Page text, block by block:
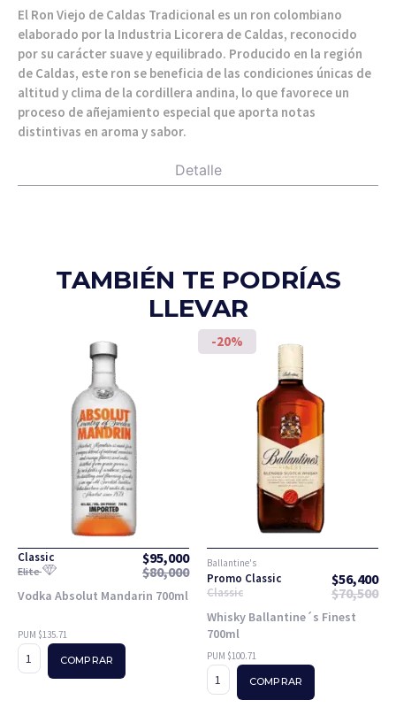
Detalle
El Ron Viejo de Caldas Tradicional es un ron colombiano
elaborado por la Industria Licorera de Caldas, reconocido
por su carácter suave y equilibrado. Producido en la región
de Caldas, este ron se beneficia de las condiciones únicas de
altitud y clima de la cordillera andina, lo que favorece un
proceso de añejamiento especial que aporta notas
distintivas en aroma y sabor.
TAMBIÉN TE PODRÍAS
LLEVAR
Classic $95,000
Elite $80,000
Vodka Absolut Mandarin 700ml
PUM $135.71
COMPRAR
-20%
Ballantine's
Promo Classic $56,400
Classic $70,500
Whisky Ballantine´s Finest
700ml
PUM $100.71
COMPRAR